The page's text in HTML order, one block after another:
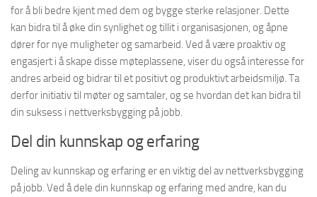
for å bli bedre kjent med dem og bygge sterke relasjoner. Dette
kan bidra til å øke din synlighet og tillit i organisasjonen, og åpne
dører for nye muligheter og samarbeid. Ved å være proaktiv og
engasjert i å skape disse møteplassene, viser du også interesse for
andres arbeid og bidrar til et positivt og produktivt arbeidsmiljø. Ta
derfor initiativ til møter og samtaler, og se hvordan det kan bidra til
din suksess i nettverksbygging på jobb.
Del din kunnskap og erfaring
Deling av kunnskap og erfaring er en viktig del av nettverksbygging
på jobb. Ved å dele din kunnskap og erfaring med andre, kan du